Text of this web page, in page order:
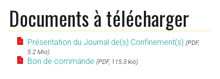
Documents à télécharger
Présentation du Journal de(s) Confinement(s) (PDF,
5.2 Mio)
Bon de commande (PDF, 115.3 kio)